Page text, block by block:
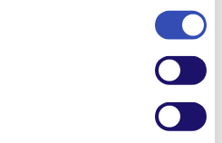
niepełnosprawne, jest
naszymi doświadczeniami z
jestem zapraszana na
i spotkania, na których